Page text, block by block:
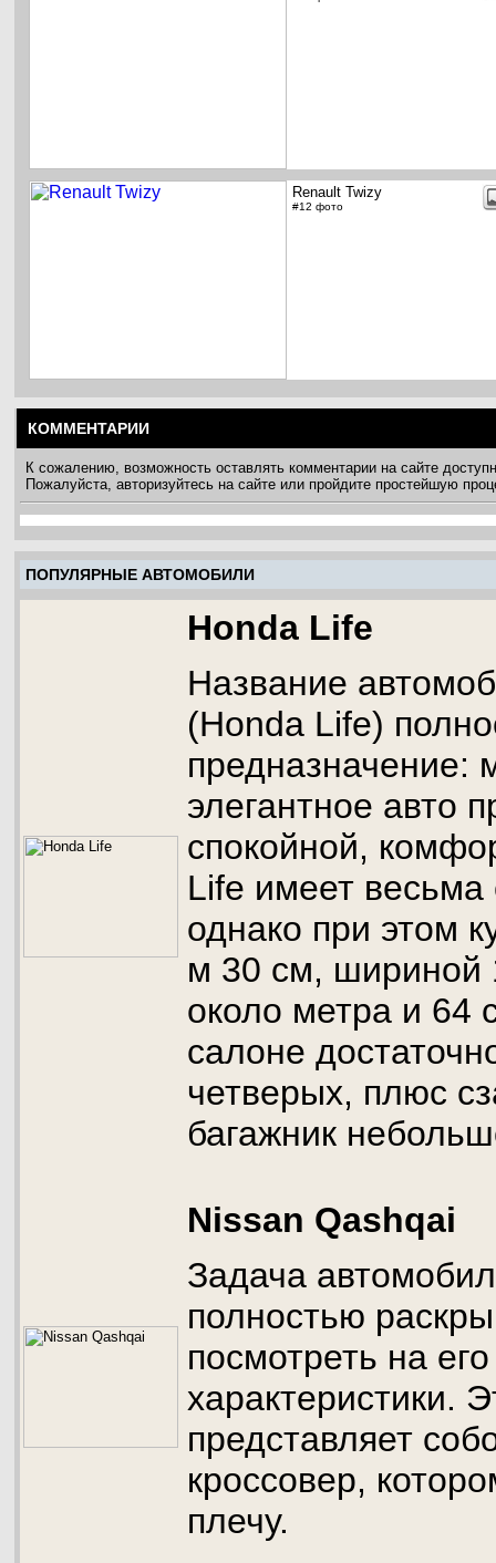
Renault Twizy
#12 фото
КОММЕНТАРИИ
К сожалению, возможность оставлять комментарии на сайте
Пожалуйста, авторизуйтесь на сайте или пройдите простейшую
ПОПУЛЯРНЫЕ АВТОМОБИЛИ
Honda Life
Название
(Honda Life)
предназначение:
элегантное авто
спокойной,
Life имеет
однако при этом
м 30 см, шириной
около метра и 64
салоне
четверых, плюс
багажник
Nissan Qashqai
Задача
полностью
посмотреть на
характеристики.
представляет
кроссовер,
плечу.